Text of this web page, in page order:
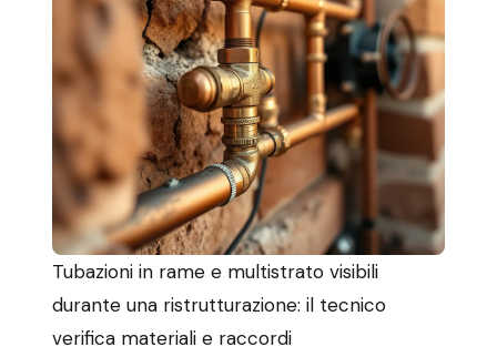
Tubazioni in rame e multistrato visibili
durante una ristrutturazione: il tecnico
verifica materiali e raccordi